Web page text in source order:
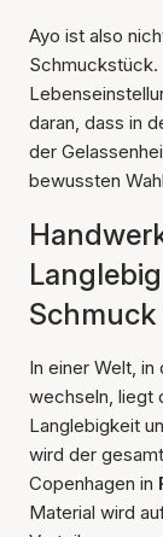
Ayo ist also
Schmuckstück.
daran, dass in
der
bewussten
Schmuck
In einer Welt,
wechseln, liegt
Langlebigkeit
wird der
Copenhagen in
Material wird